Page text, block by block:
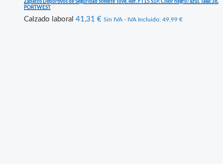
Zapatos Deportivos de Seguridad Steelite Tove. Ref. FT15 S1P. Color negro/azul. Talla:38.
PORTWEST
Calzado laboral 41,31 € Sin IVA - IVA Incluido: 49,99 €